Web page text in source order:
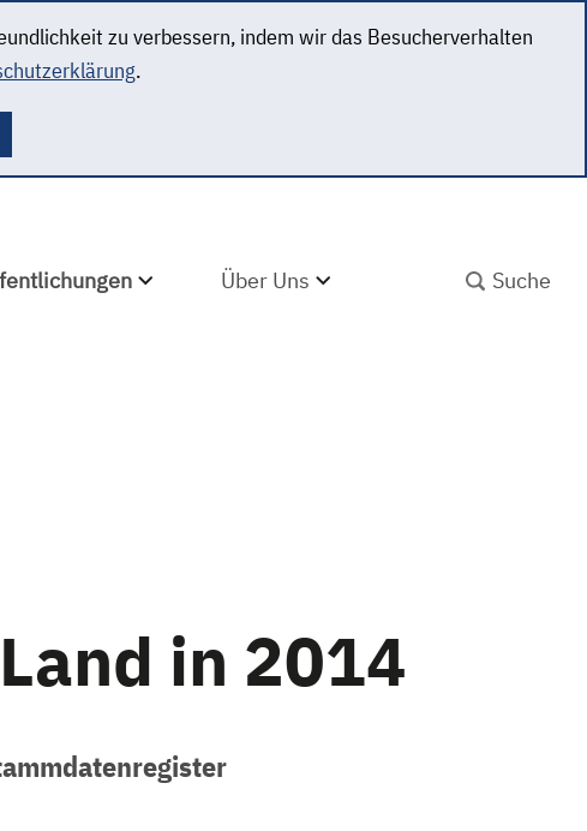
zu verbessern, indem wir das Besucherverhalten
.
Über Uns
in 2014